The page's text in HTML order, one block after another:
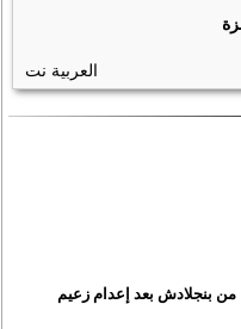
العربية نت
بنجلادش بعد إعدام زعيم